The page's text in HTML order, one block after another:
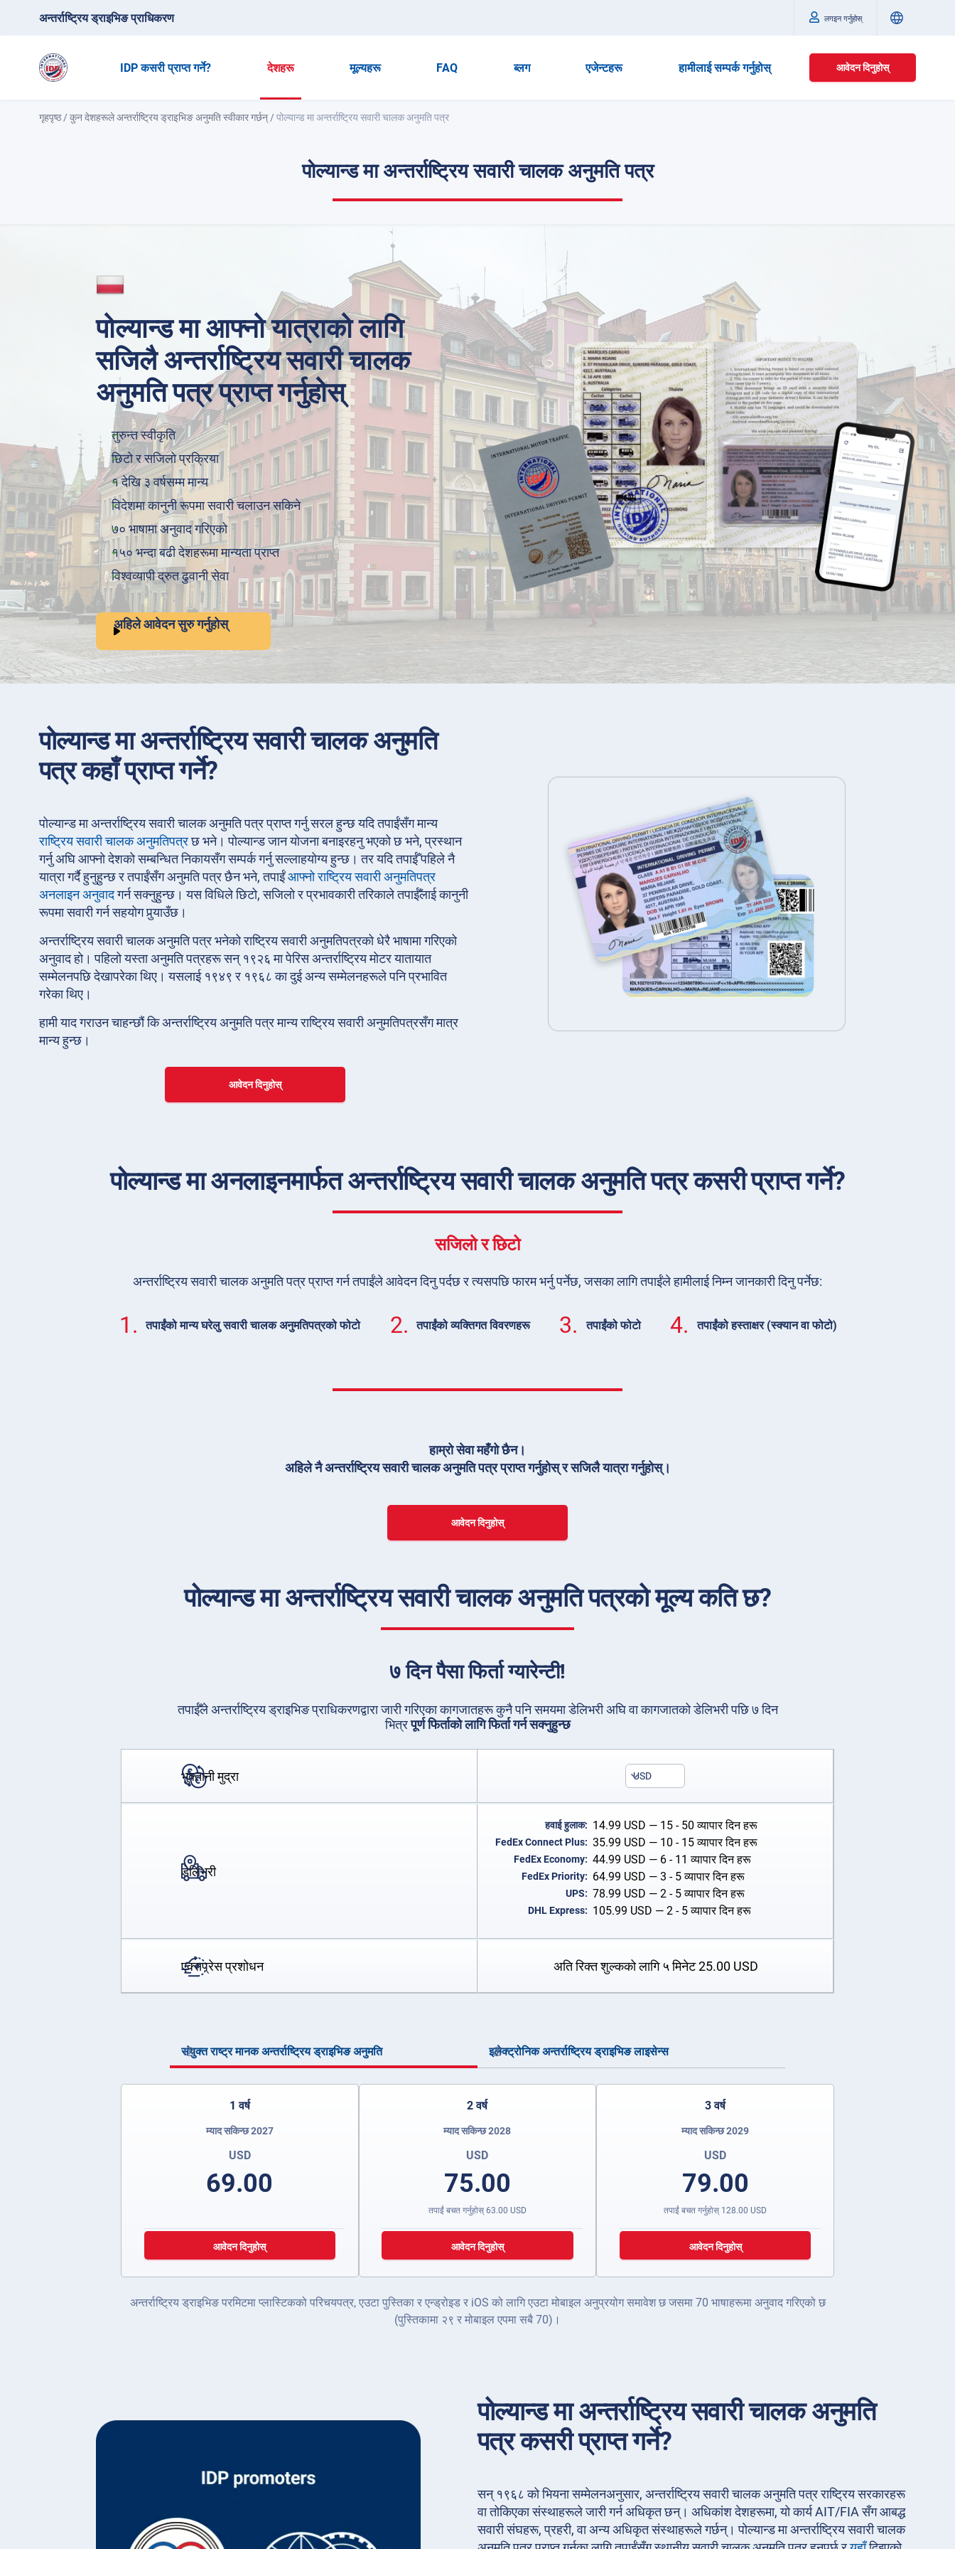
अन्तर्राष्ट्रिय ड्राइभिङ प्राधिकरण लगइन गर्नुहोस्
IDP कसरी प्राप्त गर्ने? देशहरू मूल्यहरू FAQ ब्लग एजेन्टहरू हामीलाई सम्पर्क गर्नुहोस् आवेदन दिनुहोस्
गृहपृष्ठ/कुन देशहरूले अन्तर्राष्ट्रिय ड्राइभिङ अनुमति स्वीकार गर्छन् /पोल्यान्ड मा अन्तर्राष्ट्रिय सवारी चालक अनुमति पत्र
पोल्यान्ड मा अन्तर्राष्ट्रिय सवारी चालक अनुमति पत्र
पोल्यान्ड मा आफ्नो यात्राको लागि
सजिलै अन्तर्राष्ट्रिय सवारी चालक
अनुमति पत्र प्राप्त गर्नुहोस्
तुरुन्त स्वीकृति
छिटो र सजिलो प्रक्रिया
१ देखि ३ वर्षसम्म मान्य
विदेशमा कानुनी रूपमा सवारी चलाउन सकिने
७० भाषामा अनुवाद गरिएको
१५० भन्दा बढी देशहरूमा मान्यता प्राप्त
विश्वव्यापी द्रुत ढुवानी सेवा
अहिले आवेदन सुरु गर्नुहोस्
पोल्यान्ड मा अन्तर्राष्ट्रिय सवारी चालक अनुमति
पत्र कहाँ प्राप्त गर्ने?
पोल्यान्ड मा अन्तर्राष्ट्रिय सवारी चालक अनुमति पत्र प्राप्त गर्नु सरल हुन्छ यदि तपाईंसँग मान्य
राष्ट्रिय सवारी चालक अनुमतिपत्रछ भने। पोल्यान्ड जान योजना बनाइरहनु भएको छ भने, प्रस्थान
गर्नु अघि आफ्नो देशको सम्बन्धित निकायसँग सम्पर्क गर्नु सल्लाहयोग्य हुन्छ। तर यदि तपाईँ पहिले नै
यात्रा गर्दै हुनुहुन्छ र तपाईंसँग अनुमति पत्र छैन भने, तपाईंआफ्नो राष्ट्रिय सवारी अनुमतिपत्र
अनलाइन अनुवादगर्न सक्नुहुन्छ। यस विधिले छिटो, सजिलो र प्रभावकारी तरिकाले तपाईँलाई कानुनी
रूपमा सवारी गर्न सहयोग पुर्‍याउँछ।
अन्तर्राष्ट्रिय सवारी चालक अनुमति पत्र भनेको राष्ट्रिय सवारी अनुमतिपत्रको धेरै भाषामा गरिएको
अनुवाद हो। पहिलो यस्ता अनुमति पत्रहरू सन् १९२६ मा पेरिस अन्तर्राष्ट्रिय मोटर यातायात
सम्मेलनपछि देखापरेका थिए। यसलाई १९४९ र १९६८ का दुई अन्य सम्मेलनहरूले पनि प्रभावित
गरेका थिए।
हामी याद गराउन चाहन्छौं कि अन्तर्राष्ट्रिय अनुमति पत्र मान्य राष्ट्रिय सवारी अनुमतिपत्रसँग मात्र
मान्य हुन्छ।
आवेदन दिनुहोस्
पोल्यान्ड मा अनलाइनमार्फत अन्तर्राष्ट्रिय सवारी चालक अनुमति पत्र कसरी प्राप्त गर्ने?
सजिलो र छिटो
अन्तर्राष्ट्रिय सवारी चालक अनुमति पत्र प्राप्त गर्न तपाईंले आवेदन दिनु पर्दछ र त्यसपछि फारम भर्नु पर्नेछ, जसका लागि तपाईंले हामीलाई निम्न जानकारी दिनु पर्नेछ:
1. तपाईंको मान्य घरेलु सवारी चालक अनुमतिपत्रको फोटो 2. तपाईंको व्यक्तिगत विवरणहरू 3. तपाईंको फोटो 4. तपाईंको हस्ताक्षर (स्क्यान वा फोटो)
हाम्रो सेवा महँगो छैन।
अहिले नै अन्तर्राष्ट्रिय सवारी चालक अनुमति पत्र प्राप्त गर्नुहोस् र सजिलै यात्रा गर्नुहोस्।
आवेदन दिनुहोस्
पोल्यान्ड मा अन्तर्राष्ट्रिय सवारी चालक अनुमति पत्रको मूल्य कति छ?
७ दिन पैसा फिर्ता ग्यारेन्टी!
तपाईँले अन्तर्राष्ट्रिय ड्राइभिङ प्राधिकरणद्वारा जारी गरिएका कागजातहरू कुनै पनि समयमा डेलिभरी अघि वा कागजातको डेलिभरी पछि ७ दिन
भित्रपूर्ण फिर्ताको लागि फिर्ता गर्न सक्नुहुन्छ
भुक्तानी मुद्रा USD
डेलिभरी
हवाई हुलाक: 14.99 USD — 15 - 50 व्यापार दिन हरू
FedEx Connect Plus: 35.99 USD — 10 - 15 व्यापार दिन हरू
FedEx Economy: 44.99 USD — 6 - 11 व्यापार दिन हरू
FedEx Priority: 64.99 USD — 3 - 5 व्यापार दिन हरू
UPS: 78.99 USD — 2 - 5 व्यापार दिन हरू
DHL Express: 105.99 USD — 2 - 5 व्यापार दिन हरू
एक्सप्रेस प्रशोधन अति रिक्त शुल्कको लागि ५ मिनेट25.00 USD
संयुक्त राष्ट्र मानक अन्तर्राष्ट्रिय ड्राइभिङ अनुमति इलेक्ट्रोनिक अन्तर्राष्ट्रिय ड्राइभिङ लाइसेन्स
1 वर्ष
म्याद सकिन्छ 2027
USD
69.00
आवेदन दिनुहोस्
2 वर्ष
म्याद सकिन्छ 2028
USD
75.00
तपाईं बचत गर्नुहोस् 63.00 USD
आवेदन दिनुहोस्
3 वर्ष
म्याद सकिन्छ 2029
USD
79.00
तपाईं बचत गर्नुहोस् 128.00 USD
आवेदन दिनुहोस्
अन्तर्राष्ट्रिय ड्राइभिङ परमिटमा प्लास्टिकको परिचयपत्र, एउटा पुस्तिका र एन्ड्रोइड र iOS को लागि एउटा मोबाइल अनुप्रयोग समावेश छ जसमा 70 भाषाहरूमा अनुवाद गरिएको छ
(पुस्तिकामा २९ र मोबाइल एपमा सबै 70)।
पोल्यान्ड मा अन्तर्राष्ट्रिय सवारी चालक अनुमति
पत्र कसरी प्राप्त गर्ने?
सन् १९६८ को भियना सम्मेलनअनुसार, अन्तर्राष्ट्रिय सवारी चालक अनुमति पत्र राष्ट्रिय सरकारहरू
वा तोकिएका संस्थाहरूले जारी गर्न अधिकृत छन्। अधिकांश देशहरूमा, यो कार्य AIT/FIA सँग आबद्ध
सवारी संघहरू, प्रहरी, वा अन्य अधिकृत संस्थाहरूले गर्छन्। पोल्यान्ड मा अन्तर्राष्ट्रिय सवारी चालक